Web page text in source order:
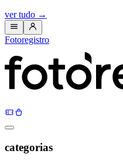
ver tudo →
Fotoregistro
categorias